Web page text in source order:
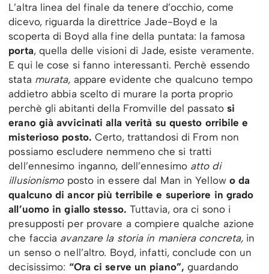
L’altra linea del finale da tenere d’occhio, come
dicevo, riguarda la direttrice Jade-Boyd e la
scoperta di Boyd alla fine della puntata: la famosa
porta, quella delle visioni di Jade, esiste veramente.
E qui le cose si fanno interessanti. Perchè essendo
stata murata, appare evidente che qualcuno tempo
addietro abbia scelto di murare la porta proprio
perchè gli abitanti della Fromville del passatosi
erano già avvicinati alla verità su questo orribile e
misterioso posto. Certo, trattandosi di From non
possiamo escludere nemmeno che si tratti
dell’ennesimo inganno, dell’ennesimo atto di
illusionismoposto in essere dal Man in Yellowo da
qualcuno di ancor più terribile e superiore in grado
all’uomo in giallo stesso. Tuttavia, ora ci sono i
presupposti per provare a compiere qualche azione
che faccia avanzare la storia in maniera concreta, in
un senso o nell’altro. Boyd, infatti, conclude con un
decisissimo: “Ora ci serve un piano”,guardando